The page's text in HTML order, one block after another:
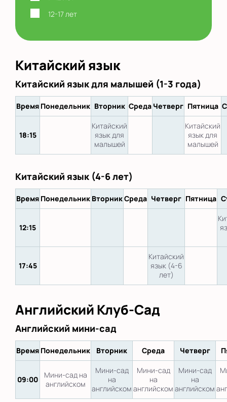
12-17 лет
Китайский язык
Китайский язык для малышей (1-3 года)
Время Понедельник Вторник Среда Четверг Пятница
18:15
Китайский
язык для
малышей
Китайский
язык для
малышей
Китайский язык (4-6 лет)
Время Понедельник ВторникСреда Четверг Пятница
12:15
17:45
Китайский
язык (4-6
лет)
Английский Клуб-Сад
Английский мини-сад
Время Понедельник Вторник Среда Четверг
09:00
Мини-сад на
английском
Мини-сад
на
английском
Мини-сад
на
английском
Мини-сад
на
английском